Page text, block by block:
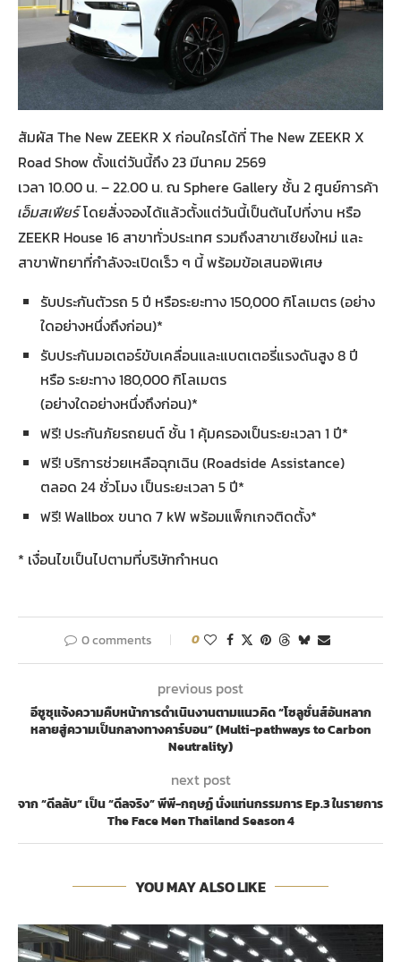
สัมผัส The New ZEEKR X ก่อนใครได้ที่ The New ZEEKR X
Road Show ตั้งแต่วันนี้ถึง 23 มีนาคม 2569
เวลา 10.00 น. – 22.00 น. ณ Sphere Gallery ชั้น 2 ศูนย์การค้า
เอ็มสเฟียร์โดยสั่งจองได้แล้วตั้งแต่วันนี้เป็นต้นไปที่งาน หรือ
ZEEKR House 16 สาขาทั่วประเทศ รวมถึงสาขาเชียงใหม่ และ
สาขาพัทยาที่กำลังจะเปิดเร็ว ๆ นี้ พร้อมข้อเสนอพิเศษ
รับประกันตัวรถ 5 ปี หรือระยะทาง 150,000 กิโลเมตร (อย่าง
ใดอย่างหนึ่งถึงก่อน)*
รับประกันมอเตอร์ขับเคลื่อนและแบตเตอรี่แรงดันสูง 8 ปี
หรือ ระยะทาง 180,000 กิโลเมตร
(อย่างใดอย่างหนึ่งถึงก่อน)*
ฟรี! ประกันภัยรถยนต์ ชั้น 1 คุ้มครองเป็นระยะเวลา 1 ปี*
ฟรี! บริการช่วยเหลือฉุกเฉิน (Roadside Assistance)
ตลอด 24 ชั่วโมง เป็นระยะเวลา 5 ปี*
ฟรี! Wallbox ขนาด 7 kW พร้อมแพ็กเกจติดตั้ง*
* เงื่อนไขเป็นไปตามที่บริษัทกำหนด
0 comments 0
previous post
อีซูซุแจ้งความคืบหน้าการดำเนินงานตามแนวคิด “โซลูชั่นส์อันหลาก
หลายสู่ความเป็นกลางทางคาร์บอน” (Multi-pathways to Carbon
Neutrality)
next post
จาก “ดีลลับ” เป็น “ดีลจริง” พีพี-กฤษฏ์ นั่งแท่นกรรมการ Ep.3 ในรายการ
The Face Men Thailand Season 4
YOU MAY ALSO LIKE